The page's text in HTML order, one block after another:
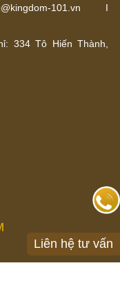
101.vn I
334 Tô Hiến Thành,
Liên hệ tư vấn